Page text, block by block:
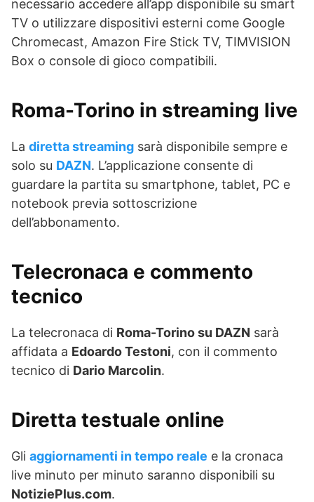
necessario accedere all’app disponibile su smart
TV o utilizzare dispositivi esterni come Google
Chromecast, Amazon Fire Stick TV, TIMVISION
Box o console di gioco compatibili.
Roma-Torino in streaming live
La diretta streaming sarà disponibile sempre e
solo su DAZN. L’applicazione consente di
guardare la partita su smartphone, tablet, PC e
notebook previa sottoscrizione
dell’abbonamento.
Telecronaca e commento
tecnico
La telecronaca di Roma-Torino su DAZN sarà
affidata a Edoardo Testoni, con il commento
tecnico di Dario Marcolin.
Diretta testuale online
Gli aggiornamenti in tempo reale e la cronaca
live minuto per minuto saranno disponibili su
NotiziePlus.com.